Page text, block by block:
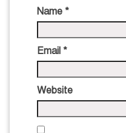
Name *
Email *
Website